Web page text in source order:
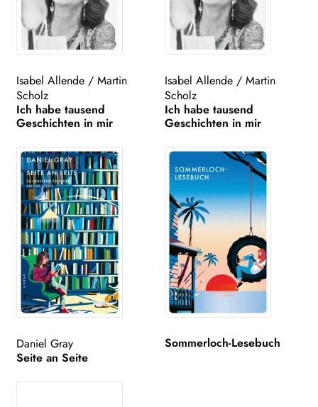
Isabel Allende/ Martin
Scholz
Ich habe tausend
Geschichten in mir
Isabel Allende /Martin
Scholz
Ich habe tausend
Geschichten in mir
Daniel Gray
Seite an Seite
Sommerloch-Lesebuch